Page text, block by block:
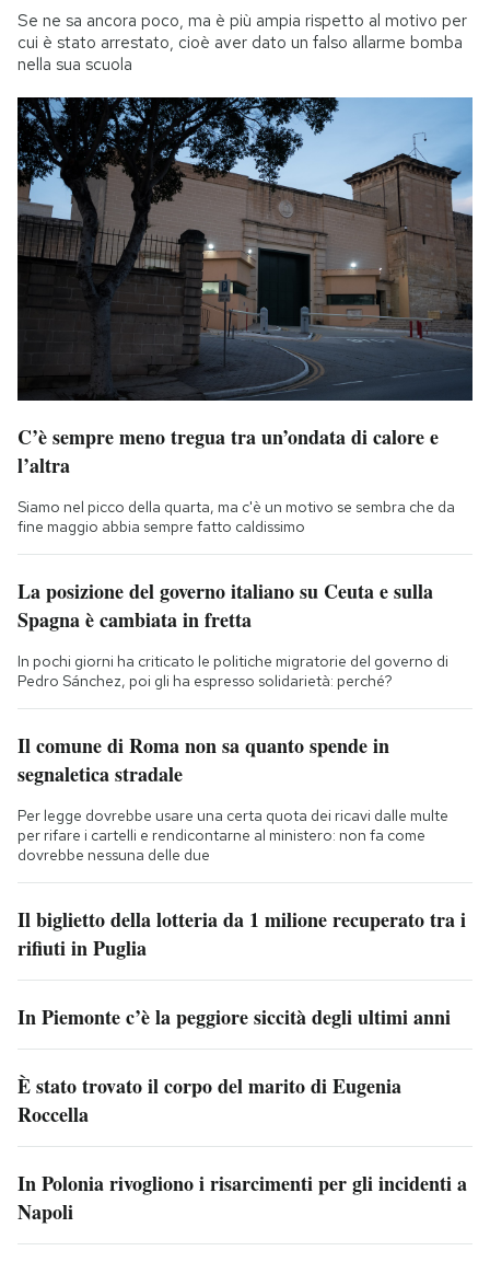
Se ne sa ancora poco, ma è più ampia rispetto al motivo per
cui è stato arrestato, cioè aver dato un falso allarme bomba
nella sua scuola
C’è sempre meno tregua tra un’ondata di calore e
l’altra
Siamo nel picco della quarta, ma c'è un motivo se sembra che da
fine maggio abbia sempre fatto caldissimo
La posizione del governo italiano su Ceuta e sulla
Spagna è cambiata in fretta
In pochi giorni ha criticato le politiche migratorie del governo di
Pedro Sánchez, poi gli ha espresso solidarietà: perché?
Il comune di Roma non sa quanto spende in
segnaletica stradale
Per legge dovrebbe usare una certa quota dei ricavi dalle multe
per rifare i cartelli e rendicontarne al ministero: non fa come
dovrebbe nessuna delle due
Il biglietto della lotteria da 1 milione recuperato tra i
rifiuti in Puglia
In Piemonte c’è la peggiore siccità degli ultimi anni
È stato trovato il corpo del marito di Eugenia
Roccella
In Polonia rivogliono i risarcimenti per gli incidenti a
Napoli